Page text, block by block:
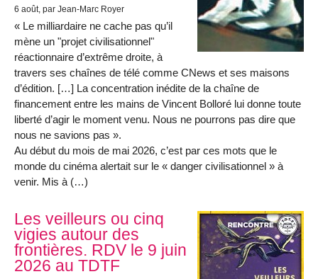
6 août, par Jean-Marc Royer
« Le milliardaire ne cache pas qu’il
mène un "projet civilisationnel"
réactionnaire d’extrême droite, à
travers ses chaînes de télé comme CNews et ses maisons
d’édition. […] La concentration inédite de la chaîne de
financement entre les mains de Vincent Bolloré lui donne toute
liberté d’agir le moment venu. Nous ne pourrons pas dire que
nous ne savions pas ».
Au début du mois de mai 2026, c’est par ces mots que le
monde du cinéma alertait sur le « danger civilisationnel » à
venir. Mis à (…)
Les veilleurs ou cinq
vigies autour des
frontières. RDV le 9 juin
2026 au TDTF